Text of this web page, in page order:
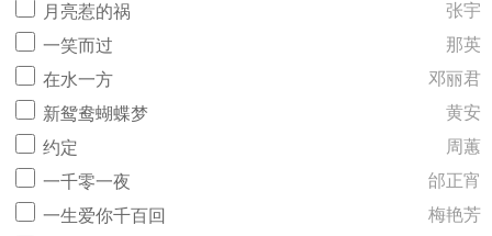
月亮惹的祸
张宇
一笑而过
那英
在水一方
邓丽君
新鸳鸯蝴蝶梦
黄安
约定
周蕙
一千零一夜
邰正宵
一生爱你千百回
梅艳芳